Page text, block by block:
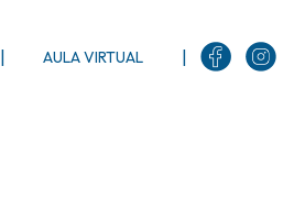
| AULA VIRTUAL |